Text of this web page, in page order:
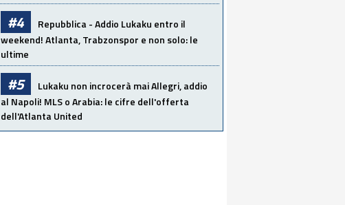
#4
Repubblica - Addio Lukaku entro il
weekend! Atlanta, Trabzonspor e non solo: le
ultime
#5
Lukaku non incrocerà mai Allegri, addio
al Napoli! MLS o Arabia: le cifre dell'offerta
dell'Atlanta United